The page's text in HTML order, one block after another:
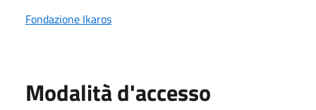
Fondazione Ikaros
Modalità d'accesso